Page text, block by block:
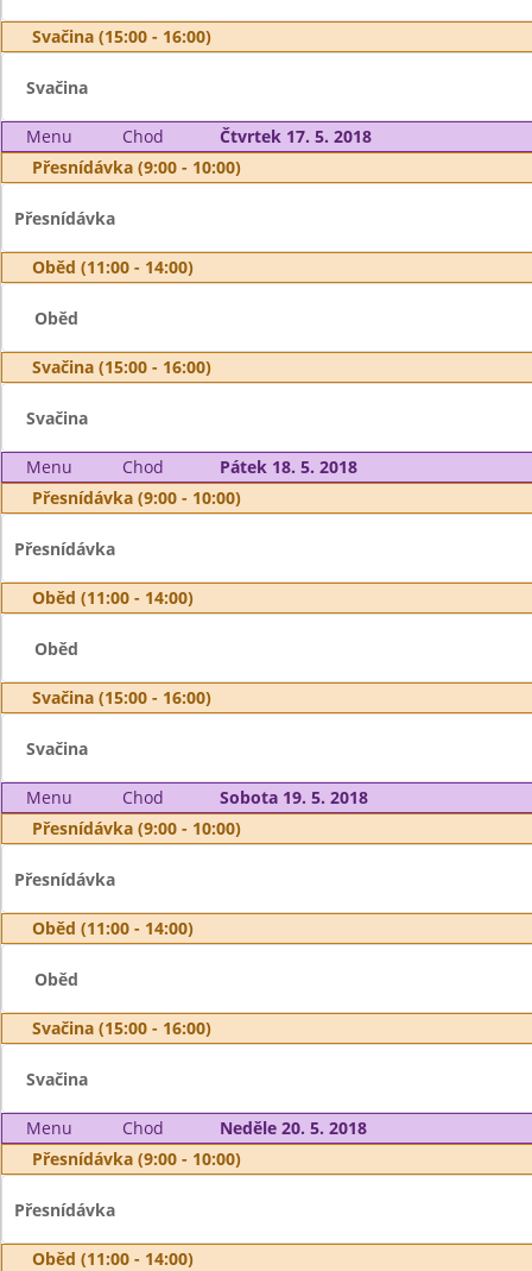
Svačina (15:00 - 16:00)
Svačina
Menu Chod
Čtvrtek 17. 5. 2018
Přesnídávka (9:00 - 10:00)
Přesnídávka
Oběd (11:00 - 14:00)
Oběd
Svačina (15:00 - 16:00)
Svačina
Menu Chod
Pátek 18. 5. 2018
Přesnídávka (9:00 - 10:00)
Přesnídávka
Oběd (11:00 - 14:00)
Oběd
Svačina (15:00 - 16:00)
Svačina
Menu Chod
Sobota 19. 5. 2018
Přesnídávka (9:00 - 10:00)
Přesnídávka
Oběd (11:00 - 14:00)
Oběd
Svačina (15:00 - 16:00)
Svačina
Menu Chod
Neděle 20. 5. 2018
Přesnídávka (9:00 - 10:00)
Přesnídávka
Oběd (11:00 - 14:00)